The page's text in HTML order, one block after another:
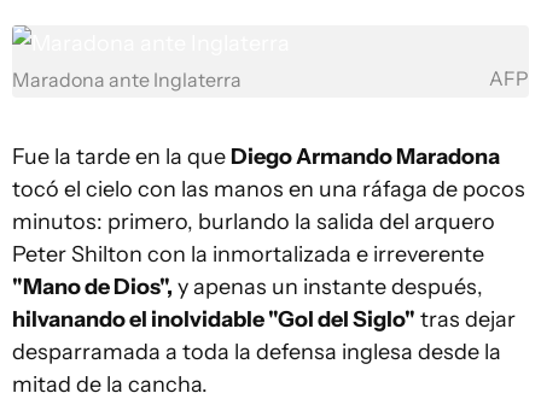
Maradona ante Inglaterra AFP
Fue la tarde en la que Diego Armando Maradona
tocó el cielo con las manos en una ráfaga de pocos
minutos: primero, burlando la salida del arquero
Peter Shilton con la inmortalizada e irreverente
"Mano de Dios", y apenas un instante después,
hilvanando el inolvidable "Gol del Siglo" tras dejar
desparramada a toda la defensa inglesa desde la
mitad de la cancha.